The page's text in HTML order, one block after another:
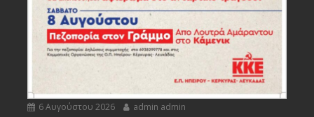
6 Αυγούστου 2026 admin admin